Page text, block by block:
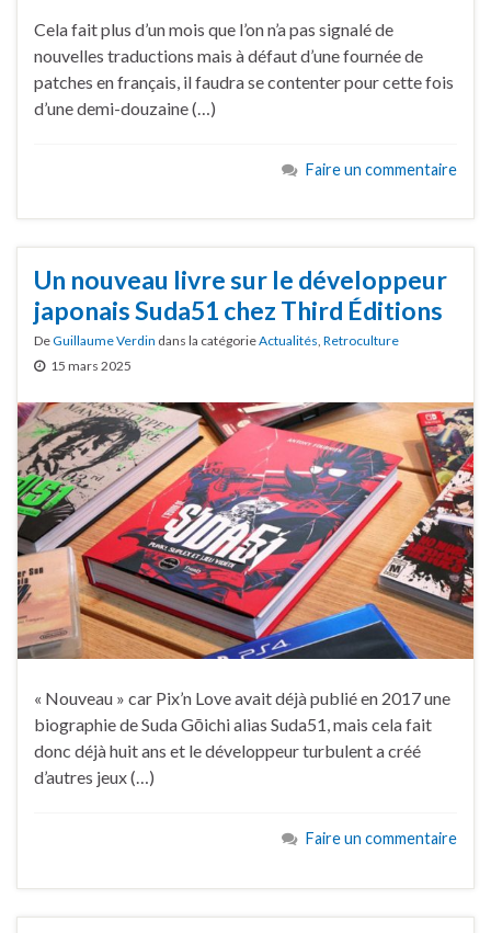
Cela fait plus d’un mois que l’on n’a pas signalé de
nouvelles traductions mais à défaut d’une fournée de
patches en français, il faudra se contenter pour cette fois
d’une demi-douzaine (…)
Faire un commentaire
Un nouveau livre sur le développeur
japonais Suda51 chez Third Éditions
DeGuillaume Verdin dans la catégorieActualités, Retroculture
15 mars 2025
« Nouveau » car Pix’n Love avait déjà publié en 2017 une
biographie de Suda Gōichi alias Suda51, mais cela fait
donc déjà huit ans et le développeur turbulent a créé
d’autres jeux (…)
Faire un commentaire